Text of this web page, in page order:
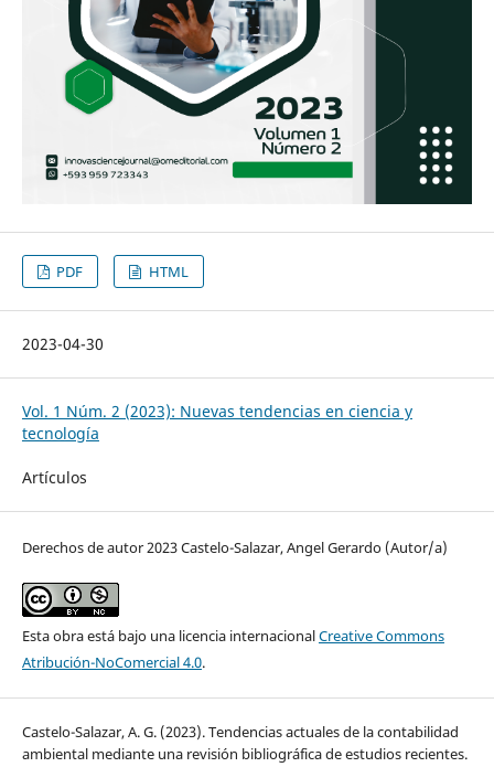
PDF HTML
2023-04-30
Vol. 1 Núm. 2 (2023): Nuevas tendencias en ciencia y
tecnología
Artículos
Derechos de autor 2023 Castelo-Salazar, Angel Gerardo (Autor/a)
Esta obra está bajo una licencia internacionalCreative Commons
Atribución-NoComercial 4.0.
Castelo-Salazar, A. G. (2023). Tendencias actuales de la contabilidad
ambiental mediante una revisión bibliográfica de estudios recientes.